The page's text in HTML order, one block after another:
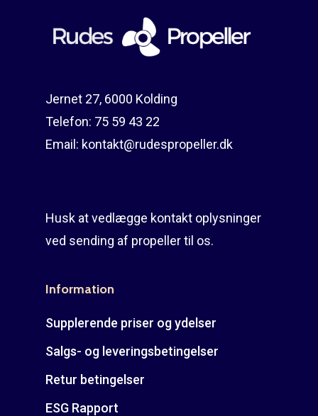
Jernet 27, 6000 Kolding
Telefon: 75 59 43 22
Email: kontakt@rudespropeller.dk
Husk at vedlægge kontakt oplysninger
ved sending af propeller til os.
Information
Supplerende priser og ydelser
Salgs- og leveringsbetingelser
Retur betingelser
ESG Rapport
Om reparation
Guides
Er min propel højre
venstre?
Rudes Propeller
T: 75 59 43 22